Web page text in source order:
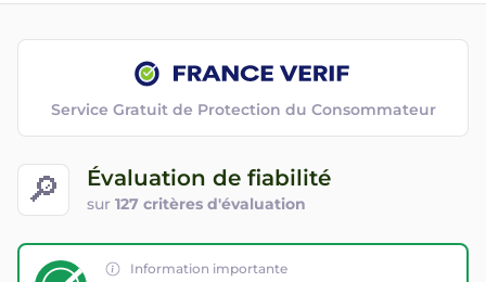
🔎 Évaluation de fiabilité
sur 127 critères d'évaluation
Service Gratuit de Protection du Consommateur
Information importante